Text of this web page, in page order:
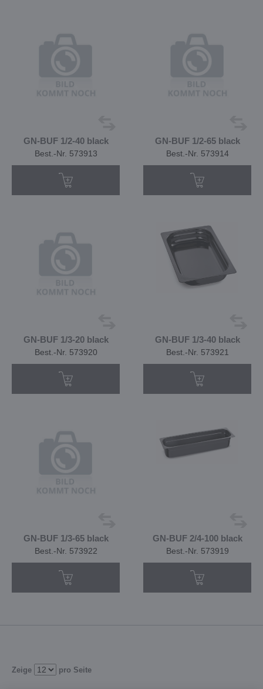
GN-BUF 1/2-40 black
Best.-Nr. 573913
GN-BUF 1/2-65 black
Best.-Nr. 573914
GN-BUF 1/3-20 black
Best.-Nr. 573920
GN-BUF 1/3-40 black
Best.-Nr. 573921
GN-BUF 1/3-65 black
Best.-Nr. 573922
GN-BUF 2/4-100 black
Best.-Nr. 573919
Zeige pro Seite